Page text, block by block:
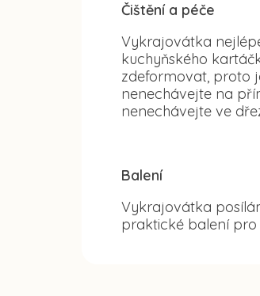
Čištění a péče
Vykrajovátka
kuchyňského
zdeformovat, proto
nenechávejte na
nenechávejte ve
Balení
Vykrajovátka
praktické balení pro